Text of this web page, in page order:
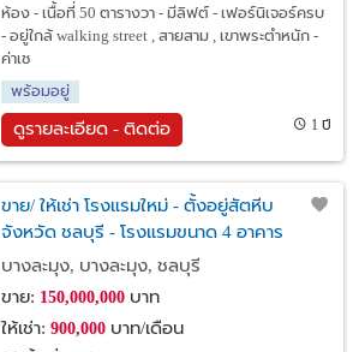
ห้อง - เนื้อที่ 50 ตารางวา - มีลิฟต์ - เฟอร์นิเจอร์ครบ
- อยู่ใกล้ walking street , สายสาม , เขาพระตำหนัก -
ค่าเช
พร้อมอยู่
ดูรายละเอียด - ติดต่อ 1 ปี
ขาย/ ให้เช่า โรงแรมใหม่ - ตั้งอยู่สัตหีบ
จังหวัด ชลบุรี - โรงแรมขนาด 4 อาคาร
อาคารละ 3ชั้น จำนวน 130ห้องพัก
บางละมุง, บางละมุง, ชลบุรี
ขาย: 150,000,000บาท
ให้เช่า: 900,000บาท/เดือน